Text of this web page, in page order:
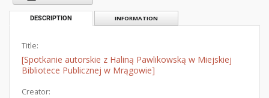
DESCRIPTION INFORMATION
Title:
[Spotkanie autorskie z Haliną Pawlikowską w Miejskiej
Bibliotece Publicznej w Mrągowie]
Creator: